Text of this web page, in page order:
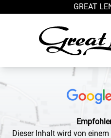
GREAT
Dieser Inhalt wird von